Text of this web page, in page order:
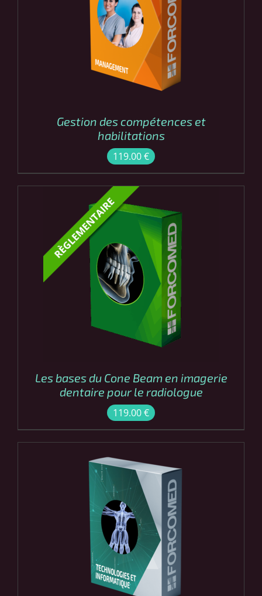
COMMANDER /
DÉTAILS
Gestion des compétences et
habilitations
119.00€
COMMANDER /
DÉTAILS
Les bases du Cone Beam en imagerie
dentaire pour le radiologue
119.00€
COMMANDER /
DÉTAILS